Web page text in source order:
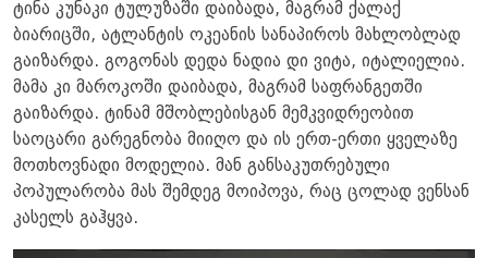
ტინა კუნაკი ტულუზაში დაიბადა, მაგრამ ქალაქ
ბიარიცში, ატლანტის ოკეანის სანაპიროს მახლობლად
გაიზარდა. გოგონას დედა ნადია დი ვიტა, იტალიელია.
მამა კი მაროკოში დაიბადა, მაგრამ საფრანგეთში
გაიზარდა. ტინამ მშობლებისგან მემკვიდრეობით
საოცარი გარეგნობა მიიღო და ის ერთ-ერთი ყველაზე
მოთხოვნადი მოდელია. მან განსაკუთრებული
პოპულარობა მას შემდეგ მოიპოვა, რაც ცოლად ვენსან
კასელს გაჰყვა.